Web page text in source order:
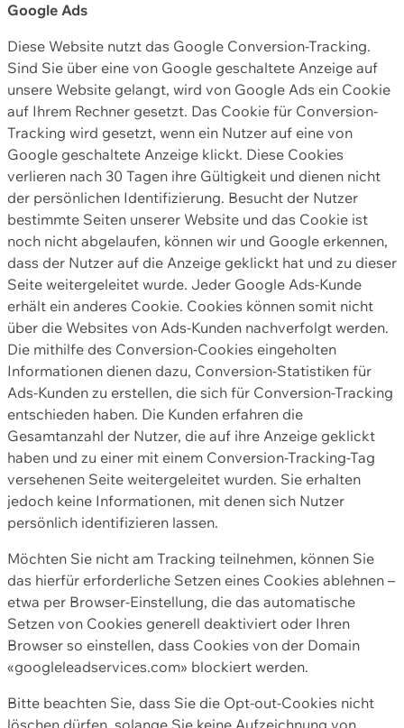
Google Ads
Diese Website nutzt das Google Conversion-Tracking.
Sind Sie über eine von Google geschaltete Anzeige auf
unsere Website gelangt, wird von Google Ads ein Cookie
auf Ihrem Rechner gesetzt. Das Cookie für Conversion-
Tracking wird gesetzt, wenn ein Nutzer auf eine von
Google geschaltete Anzeige klickt. Diese Cookies
verlieren nach 30 Tagen ihre Gültigkeit und dienen nicht
der persönlichen Identifizierung. Besucht der Nutzer
bestimmte Seiten unserer Website und das Cookie ist
noch nicht abgelaufen, können wir und Google erkennen,
dass der Nutzer auf die Anzeige geklickt hat und zu dieser
Seite weitergeleitet wurde. Jeder Google Ads-Kunde
erhält ein anderes Cookie. Cookies können somit nicht
über die Websites von Ads-Kunden nachverfolgt werden.
Die mithilfe des Conversion-Cookies eingeholten
Informationen dienen dazu, Conversion-Statistiken für
Ads-Kunden zu erstellen, die sich für Conversion-Tracking
entschieden haben. Die Kunden erfahren die
Gesamtanzahl der Nutzer, die auf ihre Anzeige geklickt
haben und zu einer mit einem Conversion-Tracking-Tag
versehenen Seite weitergeleitet wurden. Sie erhalten
jedoch keine Informationen, mit denen sich Nutzer
persönlich identifizieren lassen.
Möchten Sie nicht am Tracking teilnehmen, können Sie
das hierfür erforderliche Setzen eines Cookies ablehnen –
etwa per Browser-Einstellung, die das automatische
Setzen von Cookies generell deaktiviert oder Ihren
Browser so einstellen, dass Cookies von der Domain
«googleleadservices.com» blockiert werden.
Bitte beachten Sie, dass Sie die Opt-out-Cookies nicht